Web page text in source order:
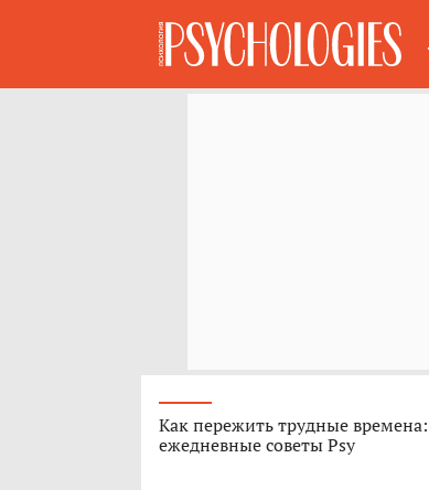
Как пережить трудные времена:
ежедневные советы Psy